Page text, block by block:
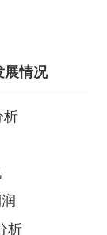
展情况
析
析